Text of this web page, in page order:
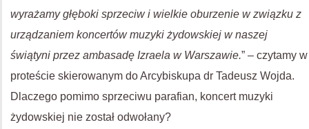
wyrażamy głęboki sprzeciw i wielkie oburzenie w związku z
urządzaniem koncertów muzyki żydowskiej w naszej
świątyni przez ambasadę Izraela w Warszawie.” – czytamy w
proteście skierowanym do Arcybiskupa dr Tadeusz Wojda.
Dlaczego pomimo sprzeciwu parafian, koncert muzyki
żydowskiej nie został odwołany?